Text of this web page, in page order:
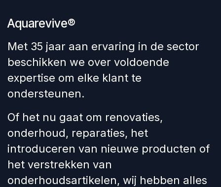
Aquarevive®
Met 35 jaar aan ervaring in de sector
beschikken we over voldoende
expertise om elke klant te
ondersteunen.
Of het nu gaat om renovaties,
onderhoud, reparaties, het
introduceren van nieuwe producten of
het verstrekken van
onderhoudsartikelen, wij hebben alles